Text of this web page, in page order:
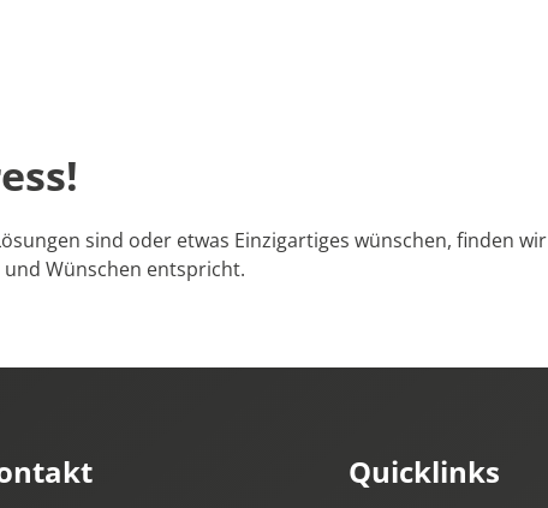
sind oder etwas Einzigartiges wünschen, finden wir
Wünschen entspricht.
Quicklinks